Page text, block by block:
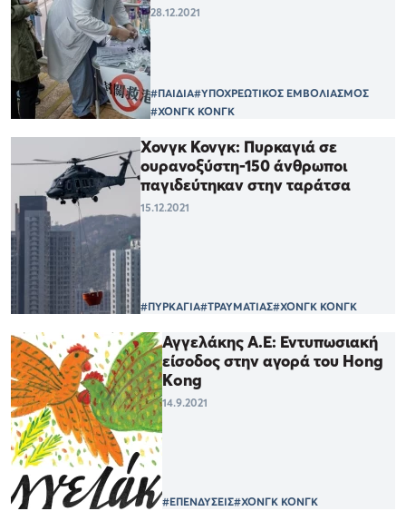
28.12.2021
#ΠΑΙΔΙΑ#ΥΠΟΧΡΕΩΤΙΚΟΣ ΕΜΒΟΛΙΑΣΜΟΣ
#ΧΟΝΓΚ ΚΟΝΓΚ
Χονγκ Κονγκ: Πυρκαγιά σε
ουρανοξύστη-150 άνθρωποι
παγιδεύτηκαν στην ταράτσα
15.12.2021
#ΠΥΡΚΑΓΙΑ#ΤΡΑΥΜΑΤΙΑΣ#ΧΟΝΓΚ ΚΟΝΓΚ
Αγγελάκης Α.Ε: Εντυπωσιακή
είσοδος στην αγορά του Hong
Kong
14.9.2021
#ΕΠΕΝΔΥΣΕΙΣ#ΧΟΝΓΚ ΚΟΝΓΚ